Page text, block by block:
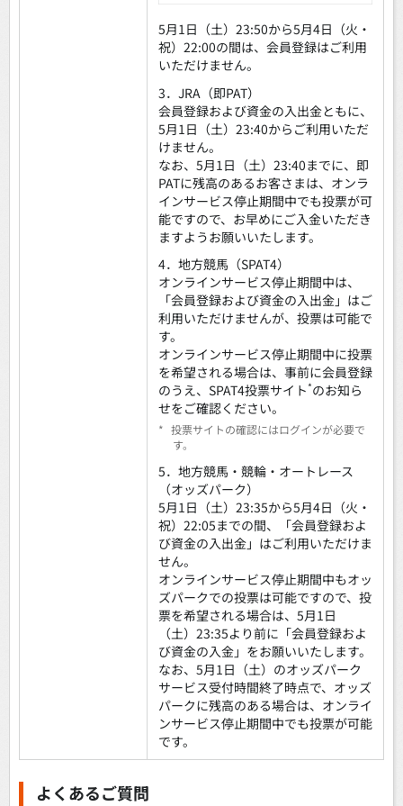
5月1日（土）23:50から5月4日（火・
祝）22:00の間は、会員登録はご利用
いただけません。
3．JRA（即PAT）
会員登録および資金の入出金ともに、
5月1日（土）23:40からご利用いただ
けません。
なお、5月1日（土）23:40までに、即
PATに残高のあるお客さまは、オンラ
インサービス停止期間中でも投票が可
能ですので、お早めにご入金いただき
ますようお願いいたします。
4．地方競馬（SPAT4）
オンラインサービス停止期間中は、
「会員登録および資金の入出金」はご
利用いただけませんが、投票は可能で
す。
オンラインサービス停止期間中に投票
を希望される場合は、事前に会員登録
のうえ、SPAT4投票サイト *のお知ら
せをご確認ください。
* 投票サイトの確認にはログインが必要で
す。
5．地方競馬・競輪・オートレース
（オッズパーク）
5月1日（土）23:35から5月4日（火・
祝）22:05までの間、「会員登録およ
び資金の入出金」はご利用いただけま
せん。
オンラインサービス停止期間中もオッ
ズパークでの投票は可能ですので、投
票を希望される場合は、5月1日
（土）23:35より前に「会員登録およ
び資金の入金」をお願いいたします。
なお、5月1日（土）のオッズパーク
サービス受付時間終了時点で、オッズ
パークに残高のある場合は、オンライ
ンサービス停止期間中でも投票が可能
です。
よくあるご質問